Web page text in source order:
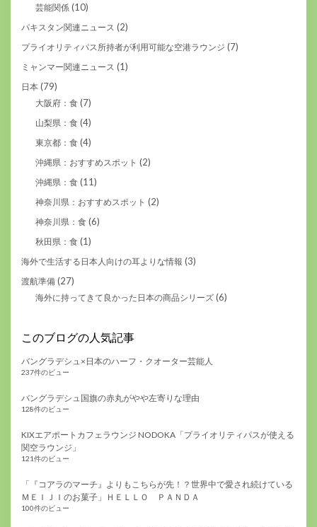
芸能関係 (10)
パキスタン関連ニュース (2)
プライオリティパス所持者が利用可能な空港ラウンジ (7)
ミャンマー関連ニュース (1)
日本 (79)
大阪府：食 (7)
山梨県：食 (4)
東京都：食 (4)
沖縄県：おすすめスポット (2)
沖縄県：食 (11)
神奈川県：おすすめスポット (2)
神奈川県：食 (6)
秋田県：食 (1)
海外で生活する日本人向けの耳よりな情報 (3)
渡航準備 (27)
海外に持ってきて良かった日本の商品シリーズ (6)
このブログの人気記事
バングラデシュ×日本のハーフ・クオーター芸能人
237件のビュー
バングラデシュ国旗の赤丸がやや左寄りな理由
128件のビュー
KIXエアポートカフェラウンジ NODOKA「プライオリティパスが使える
関空ラウンジ」
121件のビュー
「『コアラのマーチ』よりもこちらが先！？世界中で愛され続けている
ＭＥＩＪＩのお菓子」ＨＥＬＬＯ ＰＡＮＤＡ
100件のビュー